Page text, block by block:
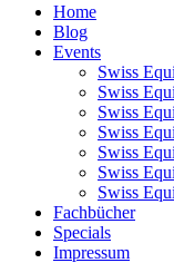
Home
Blog
Events
Swiss
Swiss
Swiss
Swiss
Swiss
Swiss
Swiss
Fachbücher
Specials
Impressum